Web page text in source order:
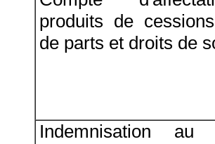
produits de
de parts et droits de
Indemnisation